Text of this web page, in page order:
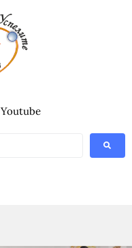
Youtube